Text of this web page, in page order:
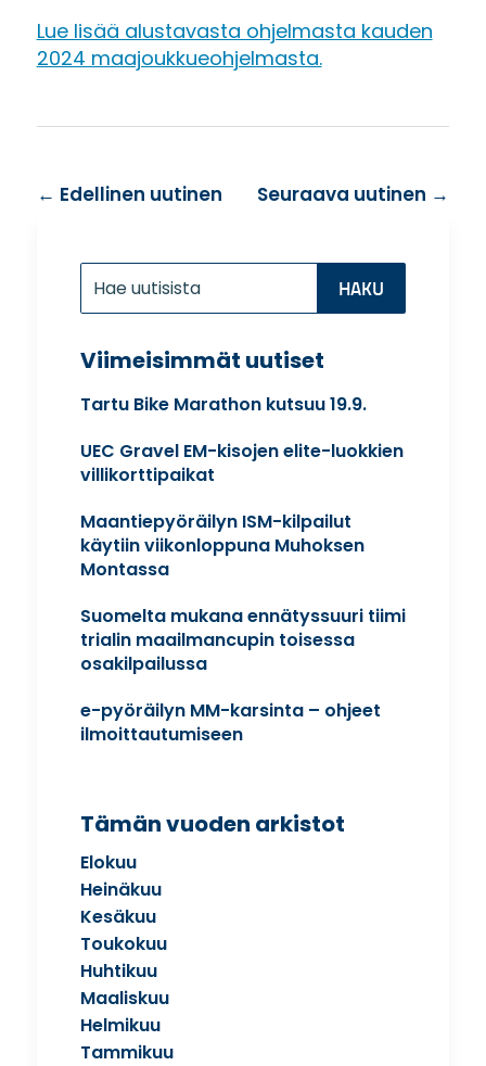
Lue lisää alustavasta ohjelmasta kauden
2024 maajoukkueohjelmasta.
← Edellinen uutinen Seuraava uutinen →
Etsi:
for...
Viimeisimmät uutiset
Tartu Bike Marathon kutsuu 19.9.
UEC Gravel EM-kisojen elite-luokkien
villikorttipaikat
Maantiepyöräilyn ISM-kilpailut
käytiin viikonloppuna Muhoksen
Montassa
Suomelta mukana ennätyssuuri tiimi
trialin maailmancupin toisessa
osakilpailussa
e-pyöräilyn MM-karsinta – ohjeet
ilmoittautumiseen
Tämän vuoden arkistot
Elokuu
Heinäkuu
Kesäkuu
Toukokuu
Huhtikuu
Maaliskuu
Helmikuu
Tammikuu